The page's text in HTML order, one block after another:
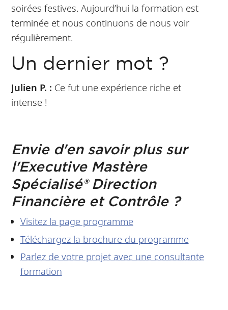
soirées festives. Aujourd’hui la formation est
terminée et nous continuons de nous voir
régulièrement.
Un dernier mot ?
Julien P. : Ce fut une expérience riche et
intense !
Envie d'en savoir plus sur
l'Executive Mastère
Spécialisé® Direction
Financière et Contrôle ?
Visitez la page programme
Téléchargez la brochure du programme
Parlez de votre projet avec une consultante
formation